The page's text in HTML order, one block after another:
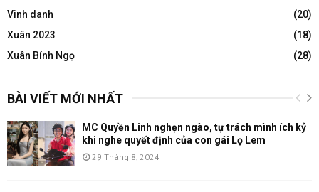
Vinh danh
(20)
Xuân 2023
(18)
Xuân Bính Ngọ
(28)
BÀI VIẾT MỚI NHẤT
MC Quyền Linh nghẹn ngào, tự trách mình ích kỷ
khi nghe quyết định của con gái Lọ Lem
29 Tháng 8, 2024